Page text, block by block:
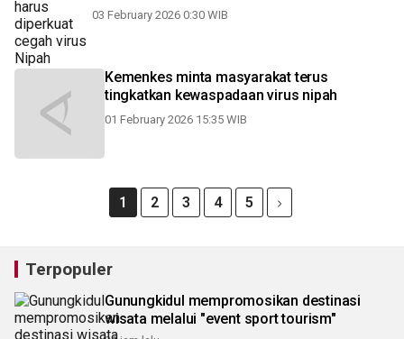
03 February 2026 0:30 WIB
Kemenkes minta masyarakat terus
tingkatkan kewaspadaan virus nipah
01 February 2026 15:35 WIB
1 2 3 4 5
Terpopuler
Gunungkidul mempromosikan destinasi
wisata melalui "event sport tourism"